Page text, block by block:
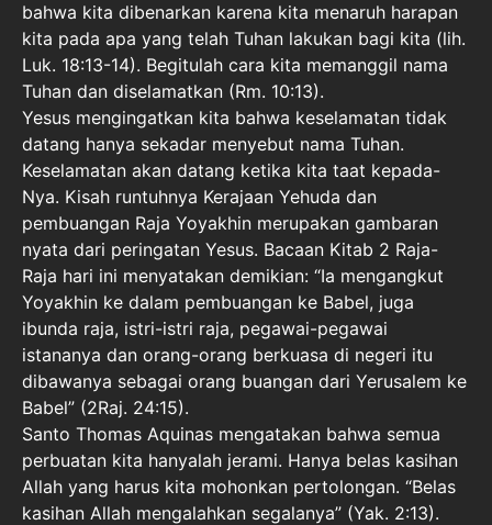
bahwa kita dibenarkan karena kita menaruh harapan
kita pada apa yang telah Tuhan lakukan bagi kita (lih.
Luk. 18:13-14). Begitulah cara kita memanggil nama
Tuhan dan diselamatkan (Rm. 10:13).
Yesus mengingatkan kita bahwa keselamatan tidak
datang hanya sekadar menyebut nama Tuhan.
Keselamatan akan datang ketika kita taat kepada-
Nya. Kisah runtuhnya Kerajaan Yehuda dan
pembuangan Raja Yoyakhin merupakan gambaran
nyata dari peringatan Yesus. Bacaan Kitab 2 Raja-
Raja hari ini menyatakan demikian: “Ia mengangkut
Yoyakhin ke dalam pembuangan ke Babel, juga
ibunda raja, istri-istri raja, pegawai-pegawai
istananya dan orang-orang berkuasa di negeri itu
dibawanya sebagai orang buangan dari Yerusalem ke
Babel” (2Raj. 24:15).
Santo Thomas Aquinas mengatakan bahwa semua
perbuatan kita hanyalah jerami. Hanya belas kasihan
Allah yang harus kita mohonkan pertolongan. “Belas
kasihan Allah mengalahkan segalanya” (Yak. 2:13).